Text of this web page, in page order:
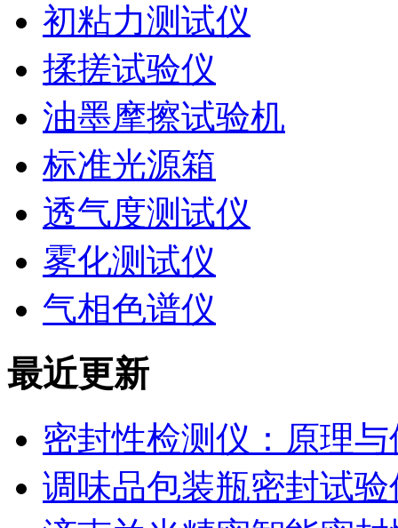
初粘力测试仪
揉搓试验仪
油墨摩擦试验机
标准光源箱
透气度测试仪
雾化测试仪
气相色谱仪
最近更新
密封性检测仪：原理
调味品包装瓶密封试